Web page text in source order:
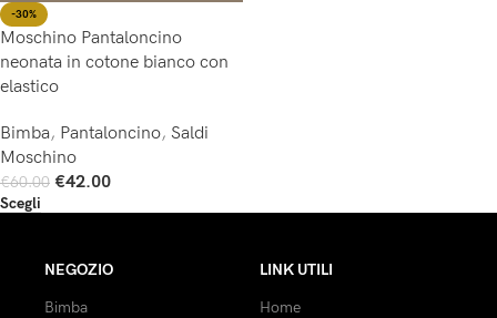
-30%
Moschino Pantaloncino
neonata in cotone bianco con
elastico
Bimba, Pantaloncino, Saldi
Moschino
€60.00 €42.00
Scegli
NEGOZIO
Bimba
LINK UTILI
Home